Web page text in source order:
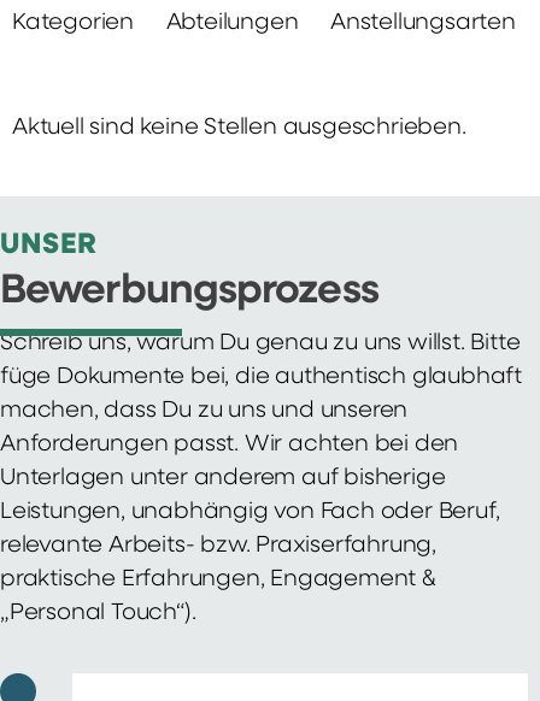
Kategorien Abteilungen Anstellungsarten
Aktuell sind keine Stellen ausgeschrieben.
UNSER
Bewerbungsprozess
Schreib uns, warum Du genau zu uns willst. Bitte
füge Dokumente bei, die authentisch glaubhaft
machen, dass Du zu uns und unseren
Anforderungen passt. Wir achten bei den
Unterlagen unter anderem auf bisherige
Leistungen, unabhängig von Fach oder Beruf,
relevante Arbeits- bzw. Praxiserfahrung,
praktische Erfahrungen, Engagement &
„Personal Touch“).